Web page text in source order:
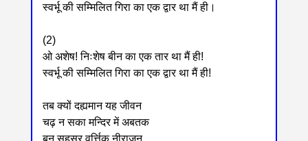
स्वर्भू की सम्मिलित गिरा का एक द्वार था मैं ही।
(2)
ओ अशेष! निःशेष बीन का एक तार था मैं ही!
स्वर्भू की सम्मिलित गिरा का एक द्वार था मैं ही!
तब क्यों दह्यमान यह जीवन
चढ़ न सका मन्दिर में अबतक
बन सहस्र वर्त्तिक नीराजन,